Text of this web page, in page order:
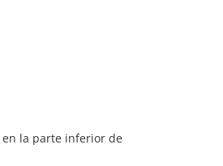
en la parte inferior de